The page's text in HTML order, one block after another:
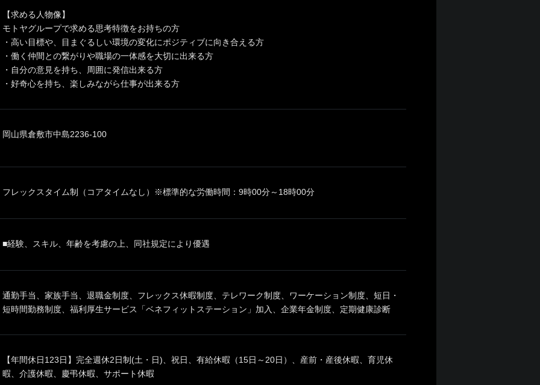
【求める人物像】
モトヤグループで求める思考特徴をお持ちの方
・高い目標や、目まぐるしい環境の変化にポジティブに向き合える方
・働く仲間との繋がりや職場の一体感を大切に出来る方
・自分の意見を持ち、周囲に発信出来る方
・好奇心を持ち、楽しみながら仕事が出来る方
岡山県倉敷市中島2236-100
フレックスタイム制（コアタイムなし）※標準的な労働時間：9時00分～18時00分
■経験、スキル、年齢を考慮の上、同社規定により優遇
通勤手当、家族手当、退職金制度、フレックス休暇制度、テレワーク制度、ワーケーション制度、短日・
短時間勤務制度、福利厚生サービス「ベネフィットステーション」加入、企業年金制度、定期健康診断
【年間休日123日】完全週休2日制(土・日)、祝日、有給休暇（15日～20日）、産前・産後休暇、育児休
暇、介護休暇、慶弔休暇、サポート休暇